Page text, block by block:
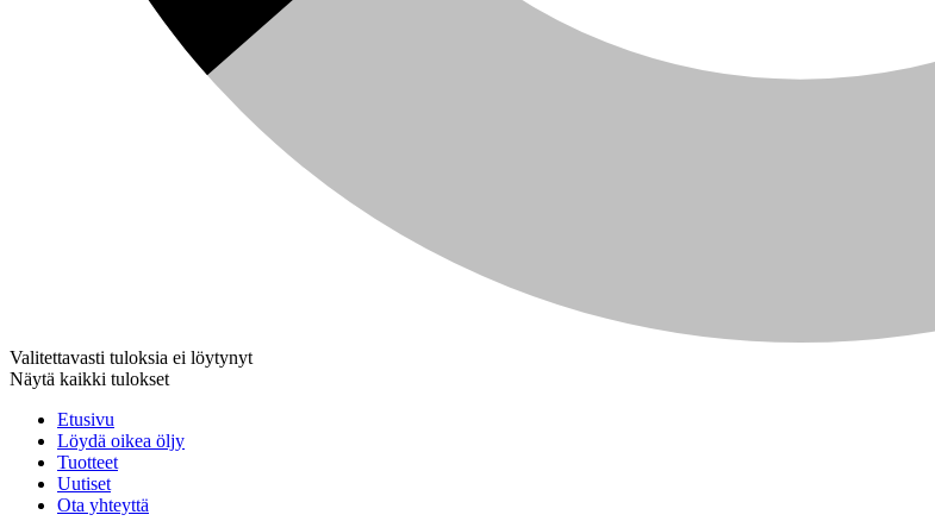
Valitettavasti tuloksia ei löytynyt
Näytä kaikki tulokset
Etusivu
Löydä oikea öljy
Tuotteet
Uutiset
Ota yhteyttä